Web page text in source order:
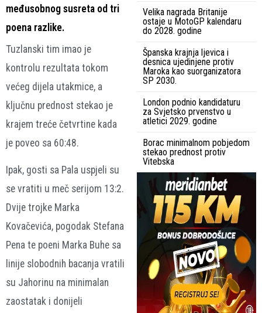
međusobnog susreta od tri
poena razlike.
Tuzlanski tim imao je
kontrolu rezultata tokom
većeg dijela utakmice, a
ključnu prednost stekao je
krajem treće četvrtine kada
je poveo sa 60:48.
Ipak, gosti sa Pala uspjeli su
se vratiti u meč serijom 13:2.
Dvije trojke Marka
Kovačevića, pogodak Stefana
Pena te poeni Marka Buhe sa
linije slobodnih bacanja vratili
su Jahorinu na minimalan
zaostatak i donijeli
Velika nagrada Britanije
ostaje u MotoGP kalendaru
do 2028. godine
Španska krajnja ljevica i
desnica ujedinjene protiv
Maroka kao suorganizatora
SP 2030.
London podnio kandidaturu
za Svjetsko prvenstvo u
atletici 2029. godine
Borac minimalnom pobjedom
stekao prednost protiv
Vitebska